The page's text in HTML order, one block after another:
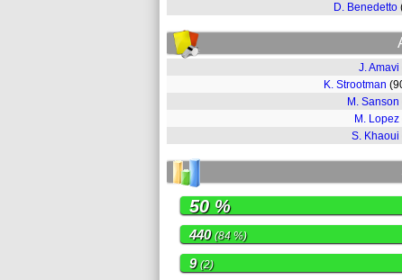
D. Benedetto
J. Amavi
K. Strootman
M. Sanson
M. Lopez
S. Khaoui
50 %
440(84 %)
9(2)